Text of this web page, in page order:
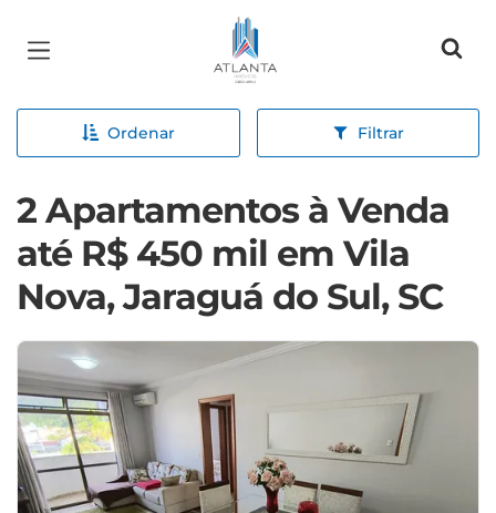
Página inicial
Ordenar Filtrar
2 Apartamentos à Venda
até R$ 450 mil em Vila
Nova, Jaraguá do Sul, SC